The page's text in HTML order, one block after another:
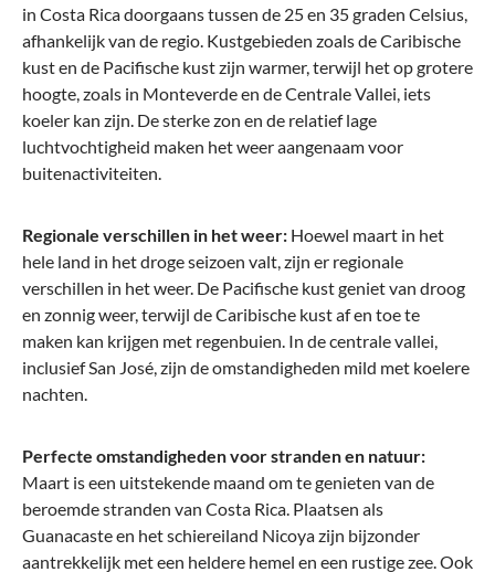
in Costa Rica doorgaans tussen de 25 en 35 graden Celsius,
afhankelijk van de regio. Kustgebieden zoals de Caribische
kust en de Pacifische kust zijn warmer, terwijl het op grotere
hoogte, zoals in Monteverde en de Centrale Vallei, iets
koeler kan zijn. De sterke zon en de relatief lage
luchtvochtigheid maken het weer aangenaam voor
buitenactiviteiten.
Regionale verschillen in het weer: Hoewel maart in het
hele land in het droge seizoen valt, zijn er regionale
verschillen in het weer. De Pacifische kust geniet van droog
en zonnig weer, terwijl de Caribische kust af en toe te
maken kan krijgen met regenbuien. In de centrale vallei,
inclusief San José, zijn de omstandigheden mild met koelere
nachten.
Perfecte omstandigheden voor stranden en natuur:
Maart is een uitstekende maand om te genieten van de
beroemde stranden van Costa Rica. Plaatsen als
Guanacaste en het schiereiland Nicoya zijn bijzonder
aantrekkelijk met een heldere hemel en een rustige zee. Ook